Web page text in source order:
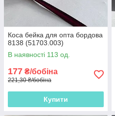
Коса бейка для опта бордова
8138 (51703.003)
В наявності 113 од.
177 ₴/бобіна
221,30 ₴/бобіна
Купити